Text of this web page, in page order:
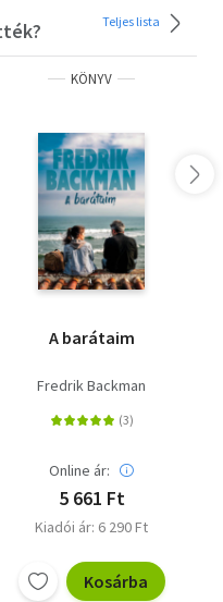
Teljes lista
KÖNYV
A barátaim
Fredrik Backman
Online ár:
5 661 Ft
Kiadói ár: 6 290 Ft
Kosárba